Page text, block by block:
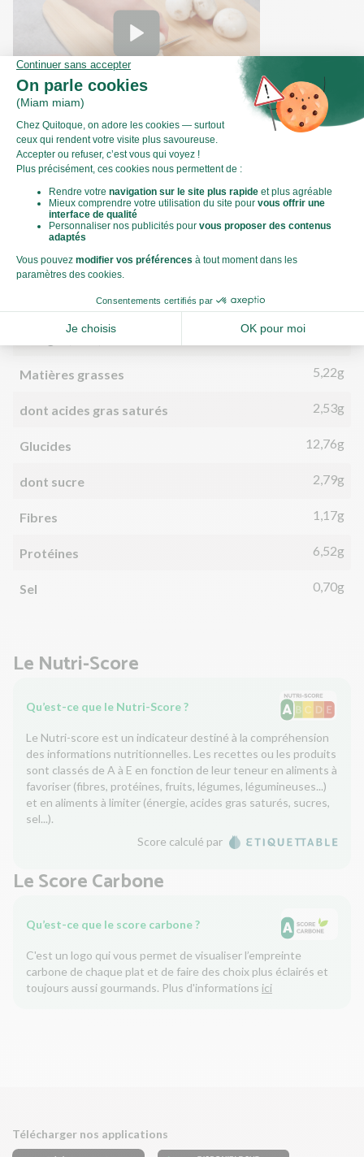
Paris en tranches ?
Valeurs nutritionnelles
Par personne Pour 100g
113kCal
Matières grasses 5,22g
dont acides gras saturés 2,53g
Glucides 12,76g
dont sucre 2,79g
Fibres 1,17g
Protéines 6,52g
Sel 0,70g
Le Nutri-Score
Qu’est-ce que le Nutri-Score ?
Le Nutri-score est un indicateur destiné à la compréhension
des informations nutritionnelles. Les recettes ou les produits
sont classés de A à E en fonction de leur teneur en aliments à
favoriser (fibres, protéines, fruits, légumes, légumineuses...)
et en aliments à limiter (énergie, acides gras saturés, sucres,
sel...).
Score calculé par
Le Score Carbone
Qu’est-ce que le score carbone ?
C'est un logo qui vous permet de visualiser l’empreinte
carbone de chaque plat et de faire des choix plus éclairés et
toujours aussi gourmands. Plus d'informations ici
Télécharger nos applications